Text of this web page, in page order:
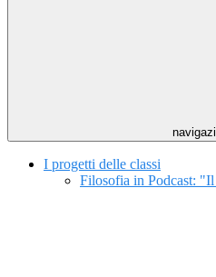
I progetti delle classi
Filosofia in Podcast: